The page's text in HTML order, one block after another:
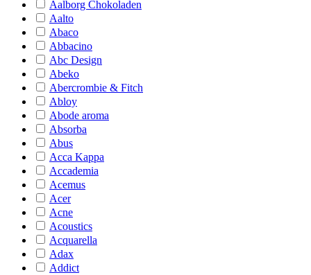
Aalborg Chokoladen
Aalto
Abaco
Abbacino
Abc Design
Abeko
Abercrombie & Fitch
Abloy
Abode aroma
Absorba
Abus
Acca Kappa
Accademia
Acemus
Acer
Acne
Acoustics
Acquarella
Adax
Addict